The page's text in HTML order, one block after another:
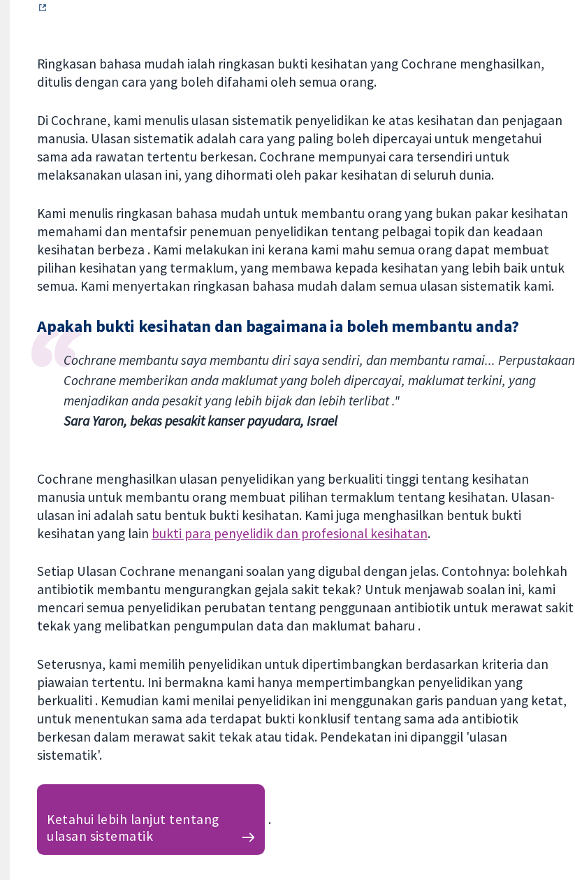
Ringkasan bahasa mudah ialah ringkasan bukti kesihatan yang Cochrane menghasilkan,
ditulis dengan cara yang boleh difahami oleh semua orang.
Di Cochrane, kami menulis ulasan sistematik penyelidikan ke atas kesihatan dan penjagaan
manusia. Ulasan sistematik adalah cara yang paling boleh dipercayai untuk mengetahui
sama ada rawatan tertentu berkesan. Cochrane mempunyai cara tersendiri untuk
melaksanakan ulasan ini, yang dihormati oleh pakar kesihatan di seluruh dunia.
Kami menulis ringkasan bahasa mudah untuk membantu orang yang bukan pakar kesihatan
memahami dan mentafsir penemuan penyelidikan tentang pelbagai topik dan keadaan
kesihatan berbeza . Kami melakukan ini kerana kami mahu semua orang dapat membuat
pilihan kesihatan yang termaklum, yang membawa kepada kesihatan yang lebih baik untuk
semua. Kami menyertakan ringkasan bahasa mudah dalam semua ulasan sistematik kami.
Apakah bukti kesihatan dan bagaimana ia boleh membantu anda?
Cochrane membantu saya membantu diri saya sendiri, dan membantu ramai... Perpustakaan
Cochrane memberikan anda maklumat yang boleh dipercayai, maklumat terkini, yang
menjadikan anda pesakit yang lebih bijak dan lebih terlibat ."
Sara Yaron, bekas pesakit kanser payudara, Israel
Cochrane menghasilkan ulasan penyelidikan yang berkualiti tinggi tentang kesihatan
manusia untuk membantu orang membuat pilihan termaklum tentang kesihatan. Ulasan-
ulasan ini adalah satu bentuk bukti kesihatan. Kami juga menghasilkan bentuk bukti
kesihatan yang lain bukti para penyelidik dan profesional kesihatan.
Setiap Ulasan Cochrane menangani soalan yang digubal dengan jelas. Contohnya: bolehkah
antibiotik membantu mengurangkan gejala sakit tekak? Untuk menjawab soalan ini, kami
mencari semua penyelidikan perubatan tentang penggunaan antibiotik untuk merawat sakit
tekak yang melibatkan pengumpulan data dan maklumat baharu .
Seterusnya, kami memilih penyelidikan untuk dipertimbangkan berdasarkan kriteria dan
piawaian tertentu. Ini bermakna kami hanya mempertimbangkan penyelidikan yang
berkualiti . Kemudian kami menilai penyelidikan ini menggunakan garis panduan yang ketat,
untuk menentukan sama ada terdapat bukti konklusif tentang sama ada antibiotik
berkesan dalam merawat sakit tekak atau tidak. Pendekatan ini dipanggil 'ulasan
sistematik'.
Ketahui lebih lanjut tentang
ulasan sistematik
.